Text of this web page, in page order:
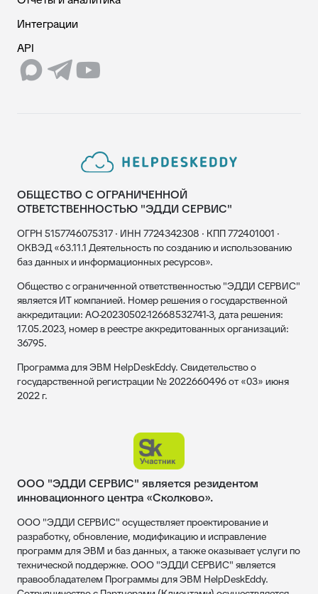
Интеграции
API
ОБЩЕСТВО С ОГРАНИЧЕННОЙ
ОТВЕТСТВЕННОСТЬЮ "ЭДДИ СЕРВИС"
ОГРН 5157746075317 · ИНН 7724342308 · КПП 772401001 ·
ОКВЭД «63.11.1 Деятельность по созданию и использованию
баз данных и информационных ресурсов».
Общество с ограниченной ответственностью "ЭДДИ СЕРВИС"
является ИТ компанией. Номер решения о государственной
аккредитации: АО-20230502-12668532741-3, дата решения:
17.05.2023, номер в реестре аккредитованных организаций:
36795.
Программа для ЭВМ HelpDeskEddy. Свидетельство о
государственной регистрации № 2022660496 от «03» июня
2022 г.
ООО "ЭДДИ СЕРВИС" является резидентом
инновационного центра «Сколково».
ООО "ЭДДИ СЕРВИС" осуществляет проектирование и
разработку, обновление, модификацию и исправление
программ для ЭВМ и баз данных, а также оказывает услуги по
технической поддержке. ООО "ЭДДИ СЕРВИС" является
правообладателем Программы для ЭВМ HelpDeskEddy.